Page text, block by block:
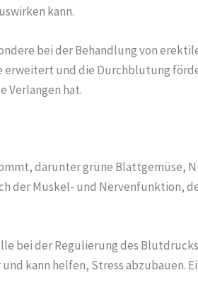
kann.
bei der Behandlung von
und die Durchblutung
Verlangen hat.
darunter grüne Blattgemüse,
Muskel- und Nervenfunktion,
bei der Regulierung des
kann helfen, Stress abzubauen.